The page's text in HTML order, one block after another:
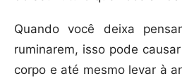
Quando você deixa
ruminarem, isso pode
corpo e até mesmo levar à